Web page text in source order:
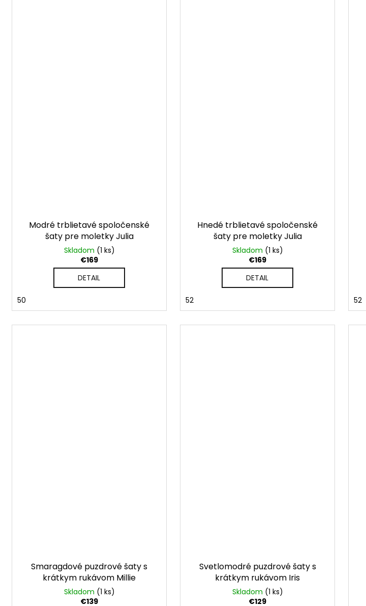
Modré trblietavé spoločenské
šaty pre moletky Julia
Skladom (1 ks)
€169
DETAIL
50
Hnedé trblietavé spoločenské
šaty pre moletky Julia
Skladom (1 ks)
€169
DETAIL
52 52
Smaragdové puzdrové šaty s
krátkym rukávom Millie
Skladom (1 ks)
€139
Svetlomodré puzdrové šaty s
krátkym rukávom Iris
Skladom (1 ks)
€129